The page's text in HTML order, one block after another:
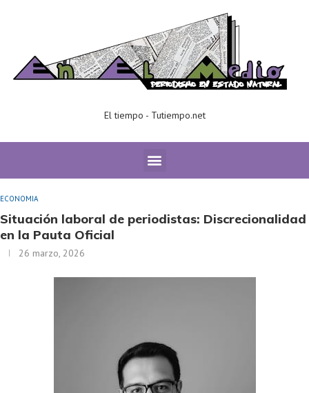
El tiempo - Tutiempo.net
Situación laboral de periodistas:
ECONOMIA
Situación laboral de periodistas: Discrecionalidad
en la Pauta Oficial
26 marzo, 2026